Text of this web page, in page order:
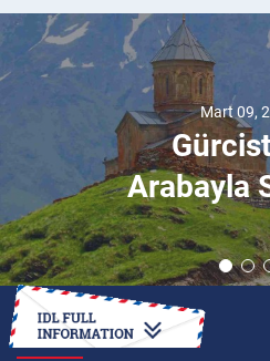
Mart 09,
Arabayla
ULUSLARARASI